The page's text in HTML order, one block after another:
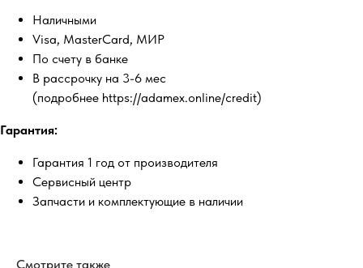
Наличными
Visa, MasterCard, МИР
По счету в банке
В рассрочку на 3-6 мес
(подробнее https://adamex.online/credit)
Гарантия:
Гарантия 1 год от производителя
Сервисный центр
Запчасти и комплектующие в наличии
Смотрите также